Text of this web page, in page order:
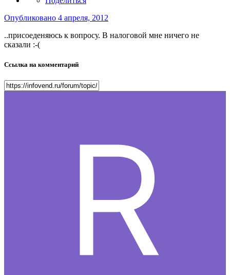
Опубликовано 4 апреля, 2012
..присоеденяюсь к вопросу. В налоговой мне ничего не
сказали :-(
Ссылка на комментарий